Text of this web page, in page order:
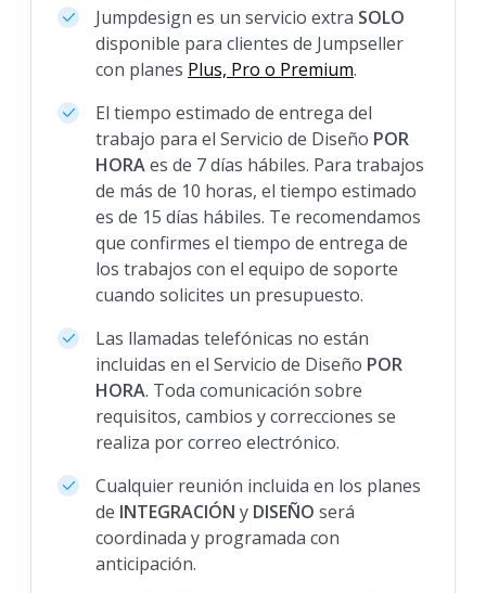
Jumpdesign es un servicio extra SOLO
disponible para clientes de Jumpseller
con planes Plus, Pro o Premium.
El tiempo estimado de entrega del
trabajo para el Servicio de Diseño POR
HORAes de 7 días hábiles. Para trabajos
de más de 10 horas, el tiempo estimado
es de 15 días hábiles. Te recomendamos
que confirmes el tiempo de entrega de
los trabajos con el equipo de soporte
cuando solicites un presupuesto.
Las llamadas telefónicas no están
incluidas en el Servicio de Diseño POR
HORA. Toda comunicación sobre
requisitos, cambios y correcciones se
realiza por correo electrónico.
Cualquier reunión incluida en los planes
de INTEGRACIÓN y DISEÑO será
coordinada y programada con
anticipación.